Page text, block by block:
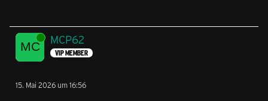
Online MCP62
VIP MEMBER
15. Mai 2026 um 16:56